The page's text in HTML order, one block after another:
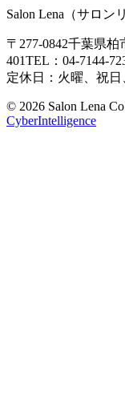
Salon Lena（サロン
〒277-0842千葉県柏
401TEL：04-7144-
定休日：火曜、祝
© 2026 Salon Lena
CyberIntelligence